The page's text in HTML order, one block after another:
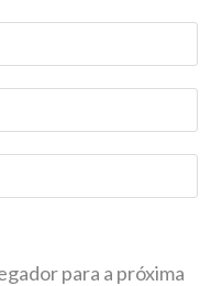
para a próxima